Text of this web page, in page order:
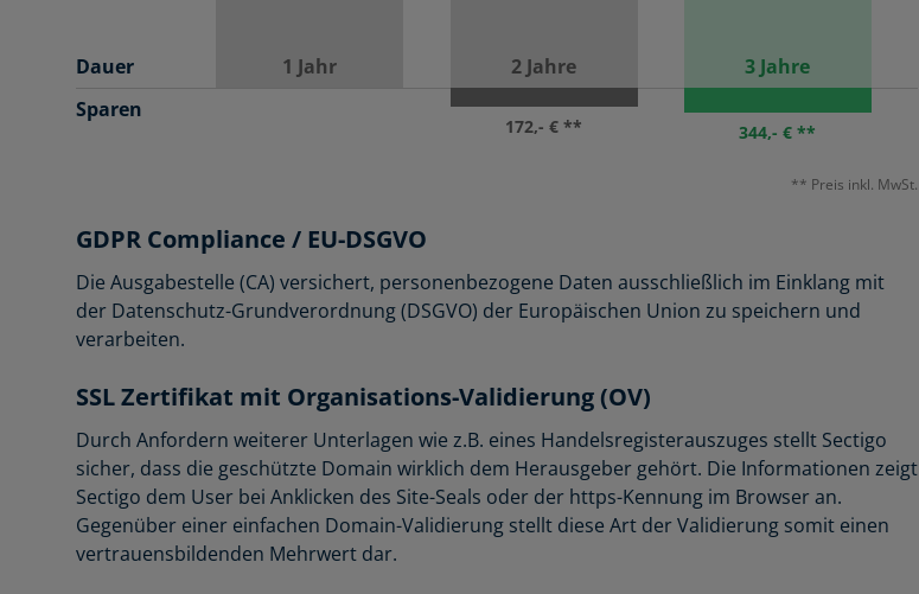
Dauer
Sparen
1 Jahr 2 Jahre
172,- € **
3 Jahre
344,- € **
** Preis inkl. MwSt.
GDPR Compliance / EU-DSGVO
Die Ausgabestelle (CA) versichert, personenbezogene Daten ausschließlich im Einklang mit
der Datenschutz-Grundverordnung (DSGVO) der Europäischen Union zu speichern und
verarbeiten.
SSL Zertifikat mit Organisations-Validierung (OV)
Durch Anfordern weiterer Unterlagen wie z.B. eines Handelsregisterauszuges stellt Sectigo
sicher, dass die geschützte Domain wirklich dem Herausgeber gehört. Die Informationen zeigt
Sectigo dem User bei Anklicken des Site-Seals oder der https-Kennung im Browser an.
Gegenüber einer einfachen Domain-Validierung stellt diese Art der Validierung somit einen
vertrauensbildenden Mehrwert dar.